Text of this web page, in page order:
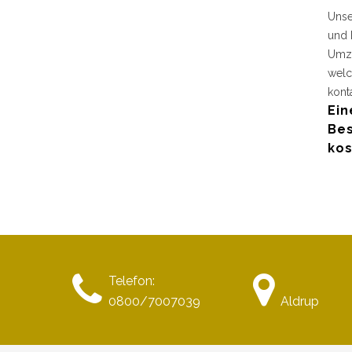
und
Telefon:
0800/7007039
Aldrup